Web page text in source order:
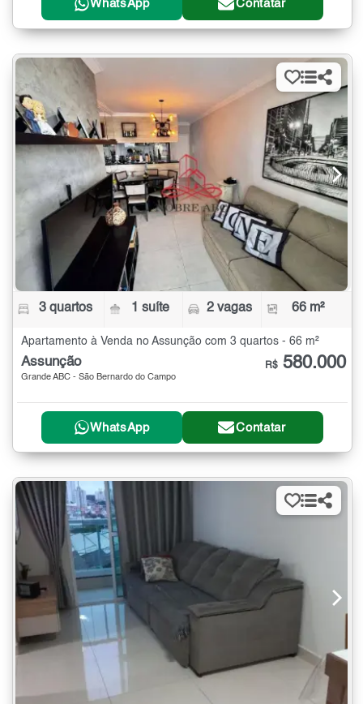
WhatsApp Contatar
3 quartos 1 suíte 2 vagas 66 m²
Apartamento à Venda no Assunção com 3 quartos - 66 m²
Assunção
Grande ABC - São Bernardo do Campo
R$ 580.000
WhatsApp Contatar